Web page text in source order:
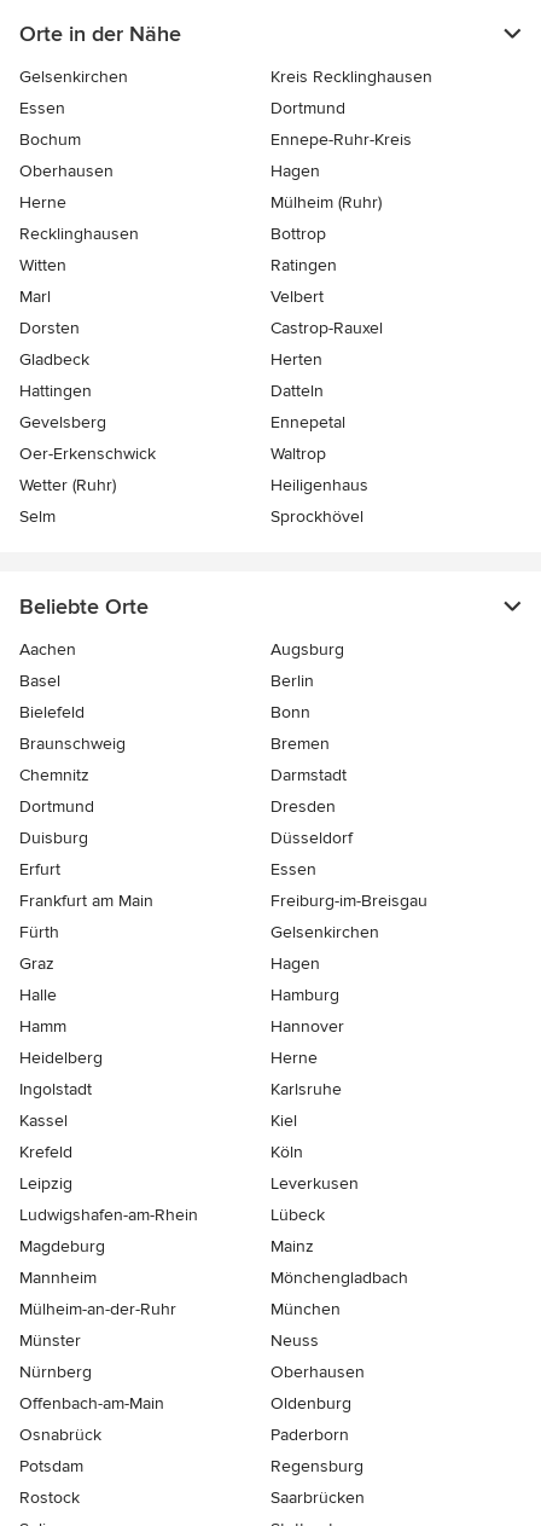
Orte in der Nähe
Gelsenkirchen
Kreis Recklinghausen
Essen
Dortmund
Bochum
Ennepe-Ruhr-Kreis
Oberhausen
Hagen
Herne
Mülheim (Ruhr)
Recklinghausen
Bottrop
Witten
Ratingen
Marl
Velbert
Dorsten
Castrop-Rauxel
Gladbeck
Herten
Hattingen
Datteln
Gevelsberg
Ennepetal
Oer-Erkenschwick
Waltrop
Wetter (Ruhr)
Heiligenhaus
Selm
Sprockhövel
Beliebte Orte
Aachen
Augsburg
Basel
Berlin
Bielefeld
Bonn
Braunschweig
Bremen
Chemnitz
Darmstadt
Dortmund
Dresden
Duisburg
Düsseldorf
Erfurt
Essen
Frankfurt am Main
Freiburg-im-Breisgau
Fürth
Gelsenkirchen
Graz
Hagen
Halle
Hamburg
Hamm
Hannover
Heidelberg
Herne
Ingolstadt
Karlsruhe
Kassel
Kiel
Krefeld
Köln
Leipzig
Leverkusen
Ludwigshafen-am-Rhein
Lübeck
Magdeburg
Mainz
Mannheim
Mönchen­gladbach
Mülheim-an-der-Ruhr
München
Münster
Neuss
Nürnberg
Oberhausen
Offenbach-am-Main
Oldenburg
Osnabrück
Paderborn
Potsdam
Regensburg
Rostock
Saarbrücken